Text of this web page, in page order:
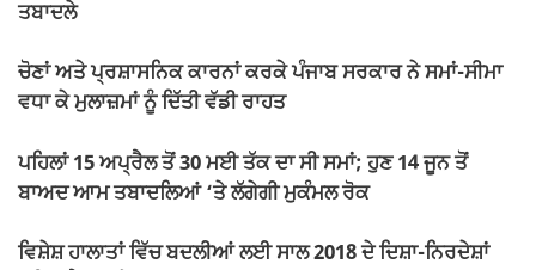
b
o
o
k
p
p
m n
k
ਤਬਾਦਲੇ
ਚੋਣਾਂ ਅਤੇ ਪ੍ਰਸ਼ਾਸਨਿਕ ਕਾਰਨਾਂ ਕਰਕੇ ਪੰਜਾਬ ਸਰਕਾਰ ਨੇ ਸਮਾਂ-ਸੀਮਾ
ਵਧਾ ਕੇ ਮੁਲਾਜ਼ਮਾਂ ਨੂੰ ਦਿੱਤੀ ਵੱਡੀ ਰਾਹਤ
ਪਹਿਲਾਂ 15 ਅਪ੍ਰੈਲ ਤੋਂ 30 ਮਈ ਤੱਕ ਦਾ ਸੀ ਸਮਾਂ; ਹੁਣ 14 ਜੂਨ ਤੋਂ
ਬਾਅਦ ਆਮ ਤਬਾਦਲਿਆਂ ‘ਤੇ ਲੱਗੇਗੀ ਮੁਕੰਮਲ ਰੋਕ
ਵਿਸ਼ੇਸ਼ ਹਾਲਾਤਾਂ ਵਿੱਚ ਬਦਲੀਆਂ ਲਈ ਸਾਲ 2018 ਦੇ ਦਿਸ਼ਾ-ਨਿਰਦੇਸ਼ਾਂ